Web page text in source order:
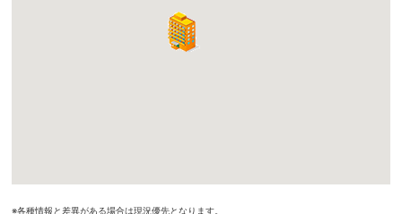
※各種情報と差異がある場合は現況優先となります。